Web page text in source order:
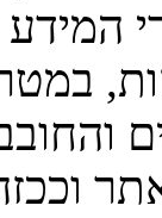
וככזה